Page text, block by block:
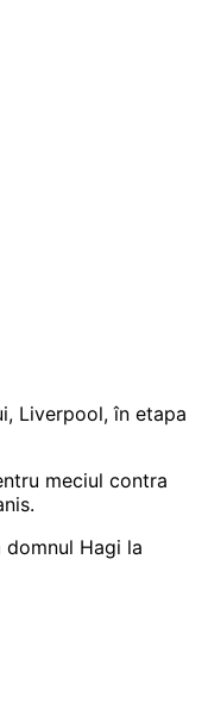
Liverpool, în etapa
meciul contra
Hagi la